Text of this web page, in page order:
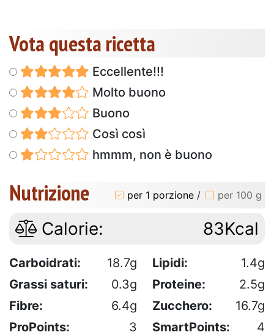
Vota questa ricetta
Eccellente!!!
Molto buono
Buono
Così così
hmmm, non è buono
Nutrizione per 1 porzione / per 100 g
Calorie: 83Kcal
Carboidrati: 18.7g Lipidi:
1.4g
Grassi saturi:
0.3g Proteine:
2.5g
Fibre:
6.4g Zucchero:
16.7g
ProPoints:
3 SmartPoints: 4